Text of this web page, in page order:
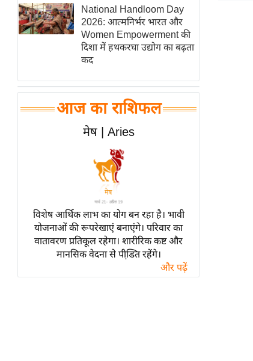
साहित्य जगत
ऑटो वर्ल्ड
न्यूज ब्रीफ
मनोरंजन जगत
बॉलीवुड
हॉलीवुड
Breaking
लाइफस्टाइल
ब्यूटी/फैशन
घरेलू नुस्खे
पर्यटन स्थल
National Handloom Day
2026: आत्मनिर्भर भारत और
Women Empowerment की
दिशा में हथकरघा उद्योग का बढ़ता
कद
आज का राशिफल
मेष | Aries
विशेष आर्थिक लाभ का योग बन रहा है। भावी
योजनाओं की रूपरेखाएं बनाएंगे। परिवार का
वातावरण प्रतिकूल रहेगा। शारीरिक कष्ट और
मानसिक वेदना से पीडि़त रहेंगे।
और पढ़ें